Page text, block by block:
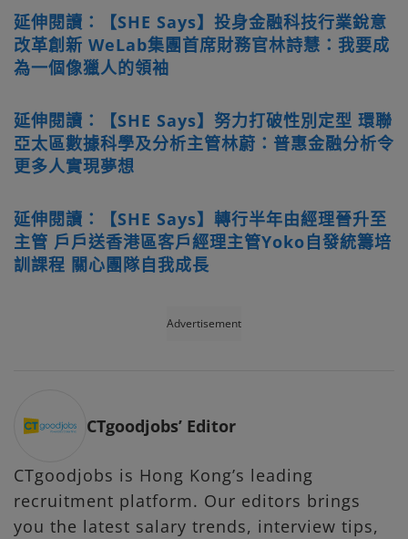
延伸閱讀：【SHE Says】投身金融科技行業銳意
改革創新 WeLab集團首席財務官林詩慧：我要成
為一個像獵人的領袖
延伸閱讀：【SHE Says】努力打破性別定型 環聯
亞太區數據科學及分析主管林蔚：普惠金融分析令
更多人實現夢想
延伸閱讀：【SHE Says】轉行半年由經理晉升至
主管 戶戶送香港區客戶經理主管Yoko自發統籌培
訓課程 關心團隊自我成長
Advertisement
CTgoodjobs’ Editor
CTgoodjobs is Hong Kong’s leading
recruitment platform. Our editors brings
you the latest salary trends, interview tips,